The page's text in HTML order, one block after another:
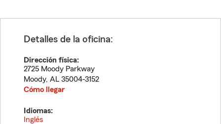
Detalles de la oficina:
Dirección física:
2725 Moody Parkway
Moody, AL 35004-3152
Cómo llegar
Idiomas:
Inglés